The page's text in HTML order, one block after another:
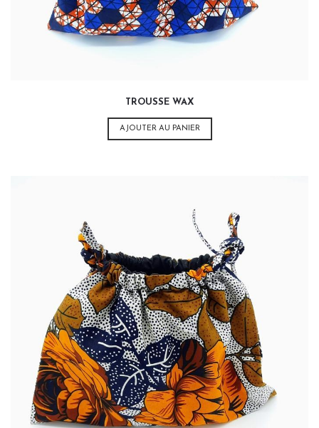
TROUSSE WAX
AJOUTER AU PANIER
15,00€